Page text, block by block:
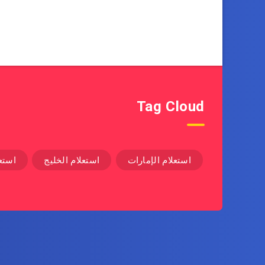
Tag Cloud
استعلام الإمارات استعلام الخليج